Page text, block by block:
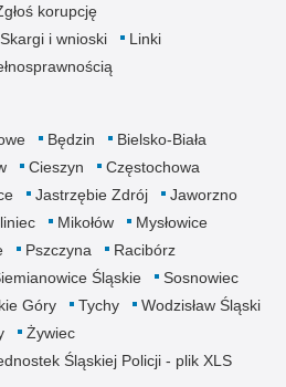
korupcję
Skargi i wnioski
Linki
Będzin
Bielsko-Biała
Cieszyn
Częstochowa
Jastrzębie Zdrój
Jaworzno
Mikołów
Mysłowice
Pszczyna
Racibórz
Śląskie
Sosnowiec
Góry Tychy
Wodzisław Śląski
Żywiec
Śląskiej Policji - plik XLS